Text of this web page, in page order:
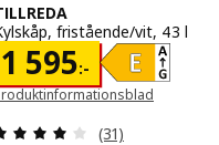
fristående/vit, 43 l
1 595:-
1595:-
Recensera:
(31)